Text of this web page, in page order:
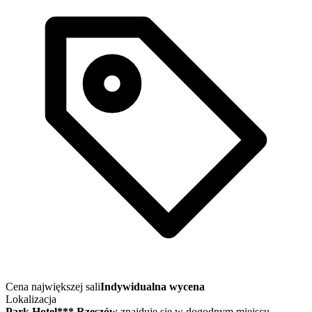
Cena największej saliIndywidualna wycena
Lokalizacja